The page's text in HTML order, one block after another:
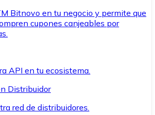
Bitnovo en tu negocio y permite que
cupones canjeables por
API en tu ecosistema.
Distribuidor
red de distribuidores.